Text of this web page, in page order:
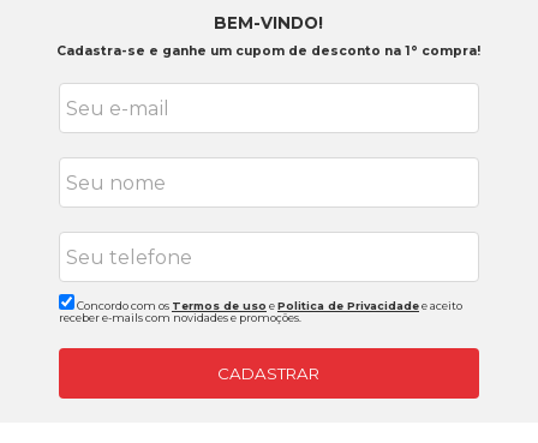
BEM-VINDO!
Cadastra-se e ganhe um cupom de desconto na 1° compra!
Concordo com os Termos de uso ePolitica de Privacidadee aceito
receber e-mails com novidades e promoções.
CADASTRAR